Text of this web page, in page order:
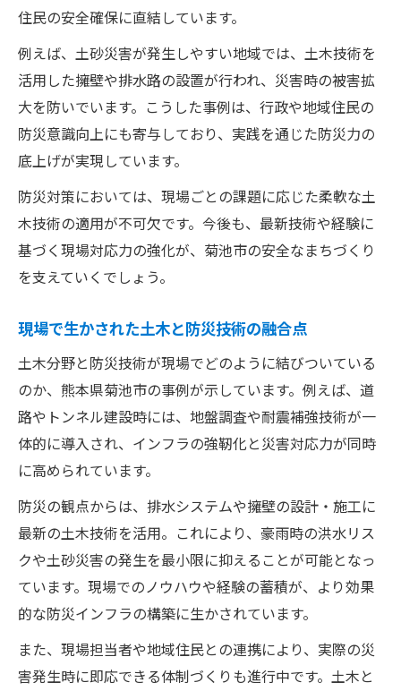
住民の安全確保に直結しています。
例えば、土砂災害が発生しやすい地域では、土木技術を
活用した擁壁や排水路の設置が行われ、災害時の被害拡
大を防いでいます。こうした事例は、行政や地域住民の
防災意識向上にも寄与しており、実践を通じた防災力の
底上げが実現しています。
防災対策においては、現場ごとの課題に応じた柔軟な土
木技術の適用が不可欠です。今後も、最新技術や経験に
基づく現場対応力の強化が、菊池市の安全なまちづくり
を支えていくでしょう。
現場で生かされた土木と防災技術の融合点
土木分野と防災技術が現場でどのように結びついている
のか、熊本県菊池市の事例が示しています。例えば、道
路やトンネル建設時には、地盤調査や耐震補強技術が一
体的に導入され、インフラの強靭化と災害対応力が同時
に高められています。
防災の観点からは、排水システムや擁壁の設計・施工に
最新の土木技術を活用。これにより、豪雨時の洪水リス
クや土砂災害の発生を最小限に抑えることが可能となっ
ています。現場でのノウハウや経験の蓄積が、より効果
的な防災インフラの構築に生かされています。
また、現場担当者や地域住民との連携により、実際の災
害発生時に即応できる体制づくりも進行中です。土木と